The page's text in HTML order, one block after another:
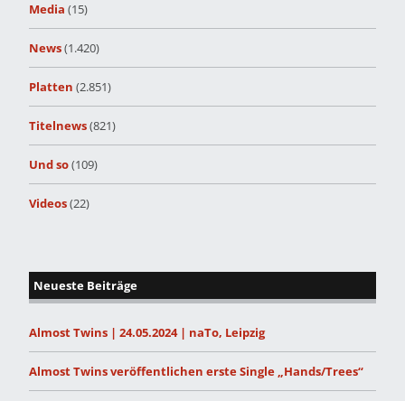
Media (15)
News(1.420)
Platten (2.851)
Titelnews(821)
Und so(109)
Videos(22)
Neueste Beiträge
Almost Twins | 24.05.2024 | naTo, Leipzig
Almost Twins veröffentlichen erste Single „Hands/Trees“